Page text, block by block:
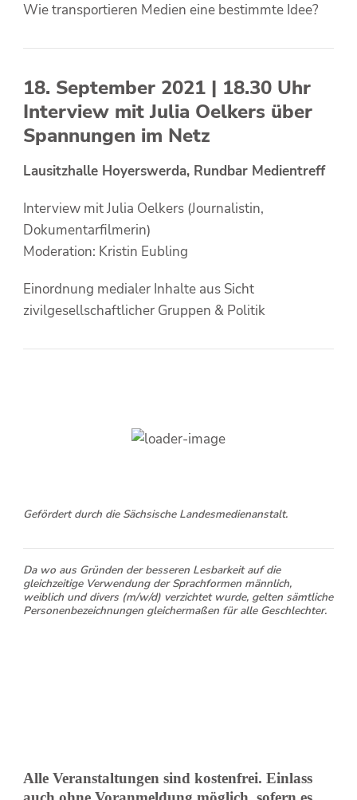
Wie transportieren Medien eine bestimmte Idee?
18. September 2021 | 18.30 Uhr
Interview mit Julia Oelkers über
Spannungen im Netz
Lausitzhalle Hoyerswerda, Rundbar Medientreff
Interview mit Julia Oelkers (Journalistin,
Dokumentarfilmerin)
Moderation: Kristin Eubling
Einordnung medialer Inhalte aus Sicht
zivilgesellschaftlicher Gruppen & Politik
Gefördert durch die Sächsische Landesmedienanstalt.
Da wo aus Gründen der besseren Lesbarkeit auf die
gleichzeitige Verwendung der Sprachformen männlich,
weiblich und divers (m/w/d) verzichtet wurde, gelten sämtliche
Personenbezeichnungen gleichermaßen für alle Geschlechter.
Alle Veranstaltungen sind kostenfrei. Einlass